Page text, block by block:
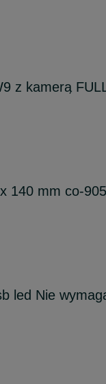
z kamerą
140 mm co-
led Nie